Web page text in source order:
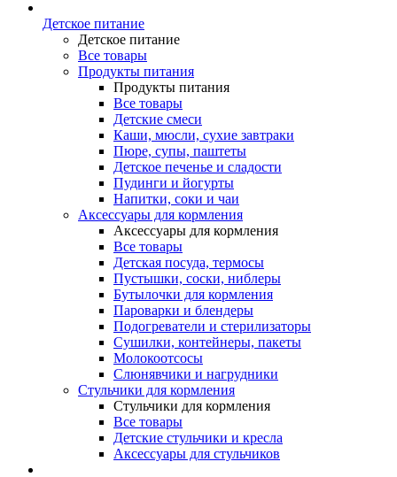
Детское питание
Детское питание
Все товары
Продукты питания
Продукты питания
Все товары
Детские смеси
Каши, мюсли, сухие завтраки
Пюре, супы, паштеты
Детское печенье и сладости
Пудинги и йогурты
Напитки, соки и чаи
Аксессуары для кормления
Аксессуары для кормления
Все товары
Детская посуда, термосы
Пустышки, соски, ниблеры
Бутылочки для кормления
Пароварки и блендеры
Подогреватели и стерилизаторы
Сушилки, контейнеры, пакеты
Молокоотсосы
Слюнявчики и нагрудники
Стульчики для кормления
Стульчики для кормления
Все товары
Детские стульчики и кресла
Аксессуары для стульчиков